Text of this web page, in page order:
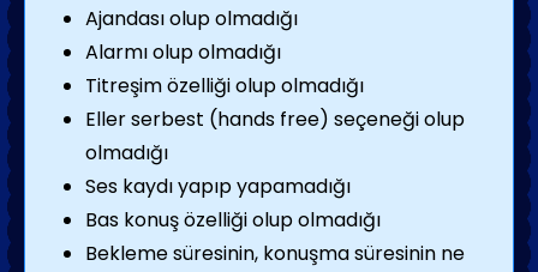
Ajandası olup olmadığı
Alarmı olup olmadığı
Titreşim özelliği olup olmadığı
Eller serbest (hands free) seçeneği olup
olmadığı
Ses kaydı yapıp yapamadığı
Bas konuş özelliği olup olmadığı
Bekleme süresinin, konuşma süresinin ne